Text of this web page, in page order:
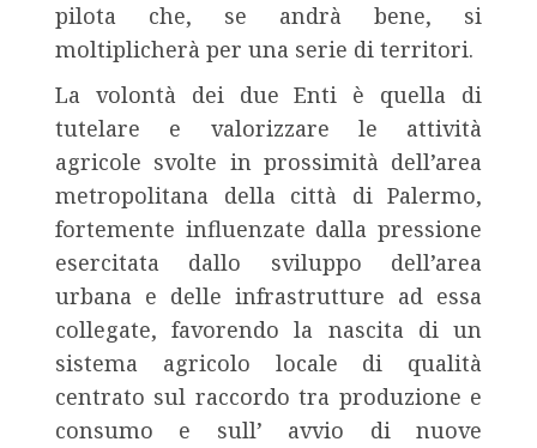
pilota che, se andrà bene, si
moltiplicherà per una serie di territori.
La volontà dei due Enti è quella di
tutelare e valorizzare le attività
agricole svolte in prossimità dell’area
metropolitana della città di Palermo,
fortemente influenzate dalla pressione
esercitata dallo sviluppo dell’area
urbana e delle infrastrutture ad essa
collegate, favorendo la nascita di un
sistema agricolo locale di qualità
centrato sul raccordo tra produzione e
consumo e sull’ avvio di nuove